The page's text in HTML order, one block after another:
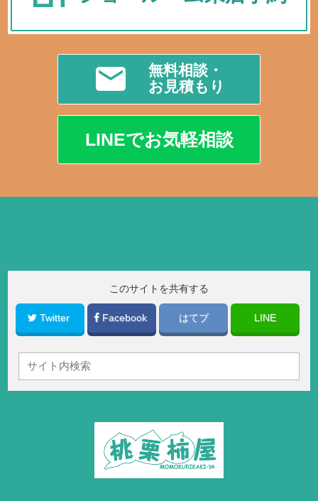
無料相談・
お見積もり
LINEでお気軽相談
このサイトを共有する
Twitter Facebook はてブ LINE